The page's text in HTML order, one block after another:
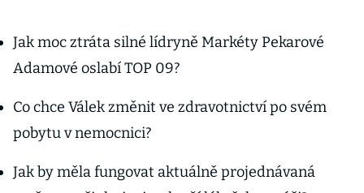
Jak moc ztráta silné lídryně Markéty Pekarové
Adamové oslabí TOP 09?
Co chce Válek změnit ve zdravotnictví po svém
pobytu v nemocnici?
Jak by měla fungovat aktuálně projednávaná